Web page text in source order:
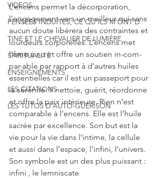
VIDEOS
PENSÉES INDUITES, CE QU'ILS M'ONT D
TINE ET LE CHEVALIER DE LUMIÈRE
SPIRITUALITÉ
ENSEIGNEMENTS
LES CITATIONS
LES TUTOS D'AUTO-GUÉRISON
L’encens permet la décorporation,
l’engagement vers un meilleur qui sans
aucun doute libérera des contraintes et
lourdeurs corporelles. L’encens met
l’âme à nu et offre un soutien in-com-
par-able par rapport à d’autres huiles
essentielles car il est un passeport pour
la sérénité. Il nettoie, guérit, réordonne
et offre la paix intérieure. Rien n’est
comparable à l’encens. Elle est l’huile
sacrée par excellence. Son but est la
vie pour la vie dans l’intime, la cellule
et aussi dans l’espace, l’infini, l’univers.
Son symbole est un des plus puissant :
infini , le lemniscate